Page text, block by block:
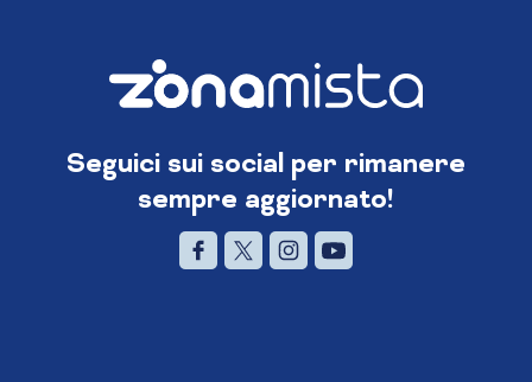
Seguici sui social per rimanere
sempre aggiornato!